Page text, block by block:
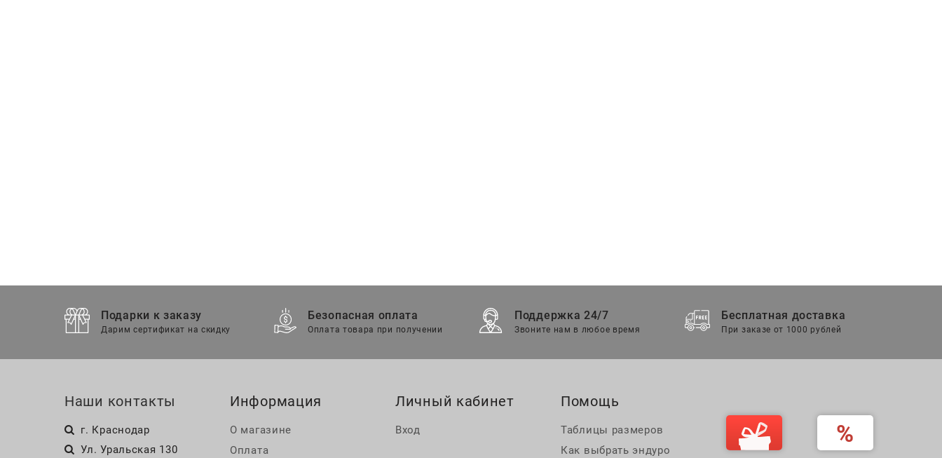
Подарки к заказу
Дарим сертификат на скидку
Безопасная оплата
Оплата товара при получении
Поддержка 24/7
Звоните нам в любое время
Бесплатная доставка
При заказе от 1000 рублей
Наши контакты
г. Краснодар
Ул. Уральская 130
Информация
О магазине
Оплата
Личный кабинет
Вход
Помощь
Таблицы размеров
Как выбрать эндуро